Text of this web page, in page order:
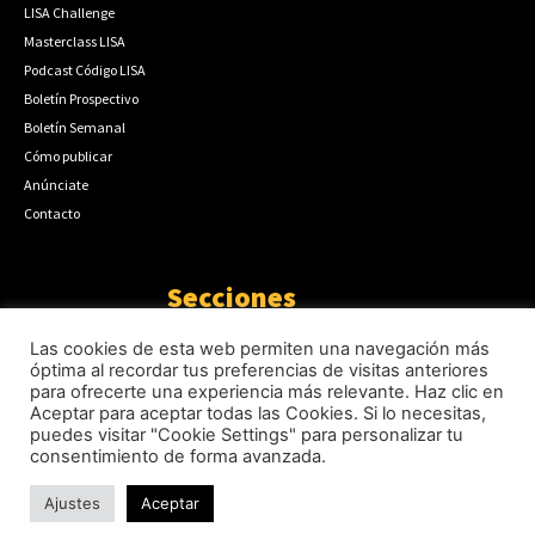
LISA Challenge
Masterclass LISA
Podcast Código LISA
Boletín Prospectivo
Boletín Semanal
Cómo publicar
Anúnciate
Contacto
Secciones
Internacional
3346
Geopolítica
1936
Actualidad
1671
Seguridad
1300
Inteligencia
942
Ciberseguridad
750
Europa
513
Las cookies de esta web permiten una navegación más
óptima al recordar tus preferencias de visitas anteriores
para ofrecerte una experiencia más relevante. Haz clic en
Aceptar para aceptar todas las Cookies. Si lo necesitas,
puedes visitar "Cookie Settings" para personalizar tu
consentimiento de forma avanzada.
Ajustes Aceptar